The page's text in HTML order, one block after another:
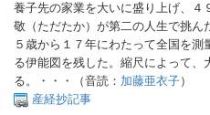
養子先の家業を大いに盛り上げ、４
敬（ただたか）が第二の人生で挑ん
５歳から１７年にわたって全国を
る伊能図を残した。縮尺によって、
る。・・・（音読： 加藤亜衣子）
産経抄記事